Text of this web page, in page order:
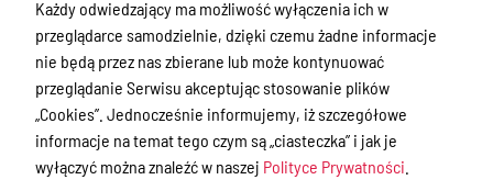
Powiat Olsztyński
Rada Powiatu
Starostwo Powiatowe
Zbycie, użytkowanie wieczyste, najem,
dzierżawa, użyczenie
Każdy odwiedzający ma możliwość wyłączenia ich w
przeglądarce samodzielnie, dzięki czemu żadne informacje
nie będą przez nas zbierane lub może kontynuować
przeglądanie Serwisu akceptując stosowanie plików
„Cookies”. Jednocześnie informujemy, iż szczegółowe
informacje na temat tego czym są „ciasteczka” i jak je
wyłączyć można znaleźć w naszej Polityce Prywatności